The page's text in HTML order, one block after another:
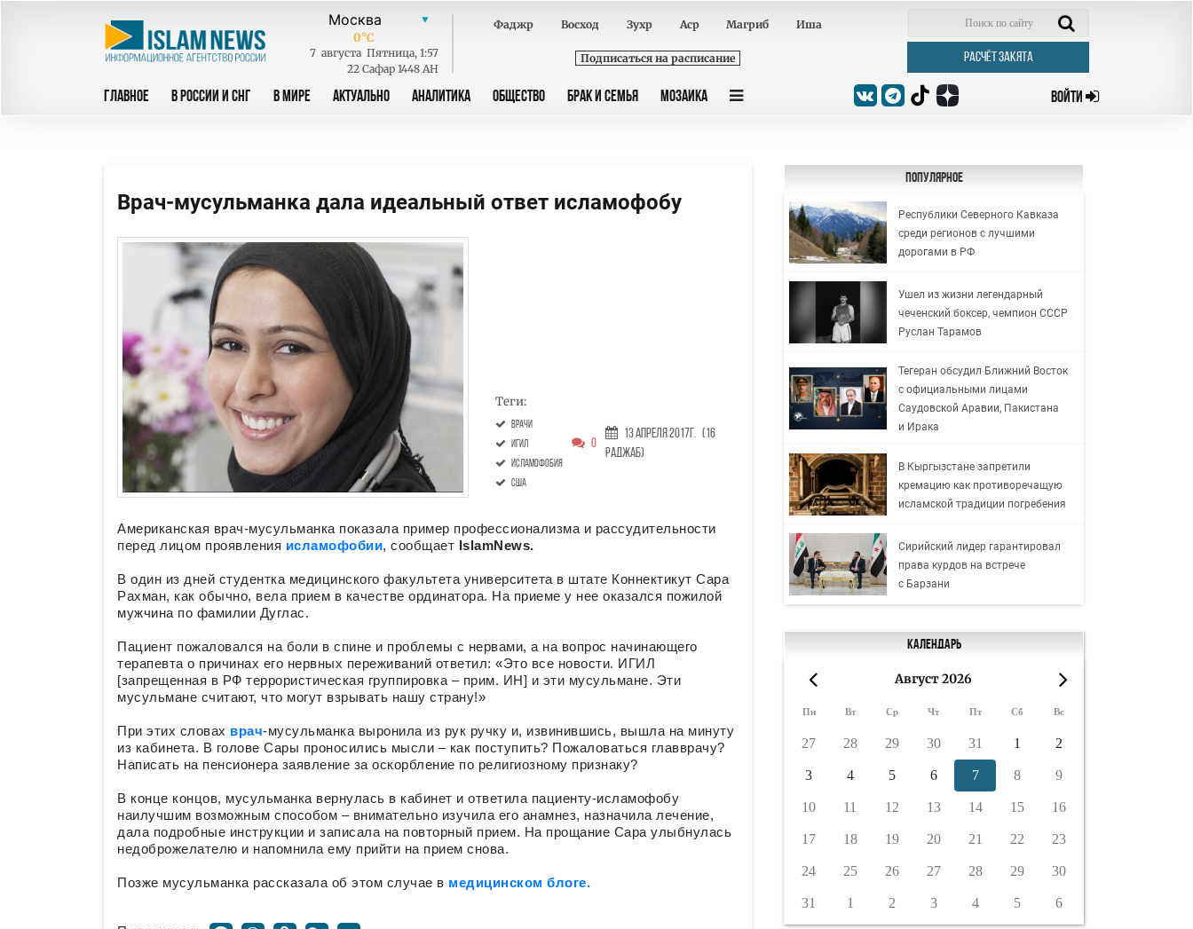
0°C
7 августа Пятница, 1:57
22 Сафар 1448 AH
Фаджр Восход Зухр Аср Магриб Иша
Подписаться на расписание РАСЧЁТ ЗАКЯТА
ГЛАВНОЕ В РОССИИ И СНГ В МИРЕ АКТУАЛЬНО АНАЛИТИКА ОБЩЕСТВО БРАК И СЕМЬЯ МОЗАИКА ВОЙТИ
Врач-мусульманка дала идеальный ответ исламофобу
Теги:
врачи
ИГИЛ
исламофобия
США
0
13 Апреля 2017г. (16
Раджаб)
Американская врач-мусульманка показала пример профессионализма и рассудительности
перед лицом проявления исламофобии, сообщает IslamNews.
В один из дней студентка медицинского факультета университета в штате Коннектикут Сара
Рахман, как обычно, вела прием в качестве ординатора. На приеме у нее оказался пожилой
мужчина по фамилии Дуглас.
Пациент пожаловался на боли в спине и проблемы с нервами, а на вопрос начинающего
терапевта о причинах его нервных переживаний ответил: «Это все новости. ИГИЛ
[запрещенная в РФ террористическая группировка – прим. ИН] и эти мусульмане. Эти
мусульмане считают, что могут взрывать нашу страну!»
При этих словах врач-мусульманка выронила из рук ручку и, извинившись, вышла на минуту
из кабинета. В голове Сары проносились мысли – как поступить? Пожаловаться главврачу?
Написать на пенсионера заявление за оскорбление по религиозному признаку?
В конце концов, мусульманка вернулась в кабинет и ответила пациенту-исламофобу
наилучшим возможным способом – внимательно изучила его анамнез, назначила лечение,
дала подробные инструкции и записала на повторный прием. На прощание Сара улыбнулась
недоброжелателю и напомнила ему прийти на прием снова.
Позже мусульманка рассказала об этом случае в медицинском блоге.
Популярное
Республики Северного Кавказа
среди регионов с лучшими
дорогами в РФ
Ушел из жизни легендарный
чеченский боксер, чемпион СССР
Руслан Тарамов
Тегеран обсудил Ближний Восток
с официальными лицами
Саудовской Аравии, Пакистана
и Ирака
В Кыргызстане запретили
кремацию как противоречащую
исламской традиции погребения
Сирийский лидер гарантировал
права курдов на встрече
с Барзани
Календарь
Август 2026
Пн Вт Ср Чт Пт Сб Вс
27 28 29 30 31 1 2
3 4 5 6 7 8 9
10 11 12 13 14 15 16
17 18 19 20 21 22 23
24 25 26 27 28 29 30
31 1 2 3 4 5 6